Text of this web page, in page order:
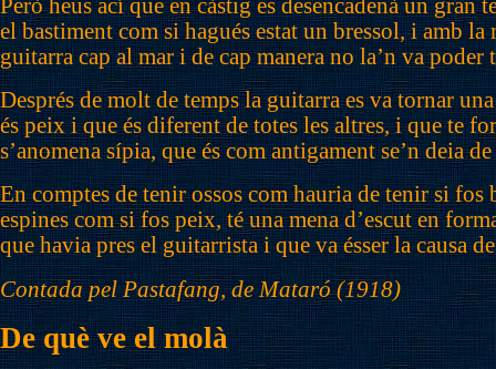
Però heus ací que en càstig es desencadenà un gran
el bastiment com si hagués estat un bressol, i amb la
guitarra cap al mar i de cap manera no la’n va poder
Després de molt de temps la guitarra es va tornar
és peix i que és diferent de totes les altres, i que te
s’anomena sípia, que és com antigament se’n deia
En comptes de tenir ossos com hauria de tenir si fos
espines com si fos peix, té una mena d’escut en
que havia pres el guitarrista i que va ésser la causa
Contada pel Pastafang, de Mataró (1918)
De què ve el molà